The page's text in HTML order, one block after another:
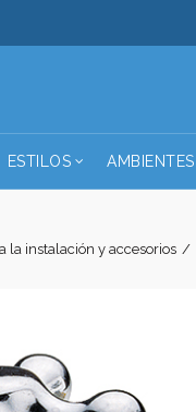
ESTILOS AMBIENTES
la instalación y accesorios